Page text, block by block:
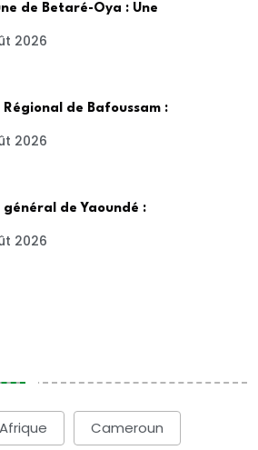
de Betaré-Oya : Une
2026
Régional de Bafoussam :
2026
général de Yaoundé :
2026
Afrique Cameroun